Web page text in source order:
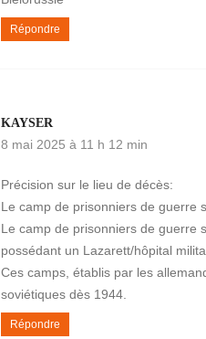
Répondre
KAYSER
8 mai 2025 à 11 h 12 min
Précision sur le lieu de décès:
Le camp de prisonniers de guerre
Le camp de prisonniers de guerre
possédant un Lazarett/hôpital
Ces camps, établis par les
soviétiques dès 1944.
Répondre